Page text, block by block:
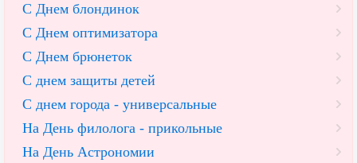
С Днем блондинок
С Днем оптимизатора
С Днем брюнеток
С днем защиты детей
С днем города - универсальные
На День филолога - прикольные
На День Астрономии